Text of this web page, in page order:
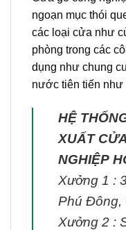
ngoạn mục thói
các loại cửa như
phòng trong các
dụng như chung
nước tiên tiến như
HỆ
XUẤT
NGHIỆP
Xưởng 1 :
Phú Đông,
Xưởng 2 :